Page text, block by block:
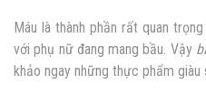
Máu là thành phần rất quan
với phụ nữ đang mang bầu. Vậy
khảo ngay những thực phẩm giàu